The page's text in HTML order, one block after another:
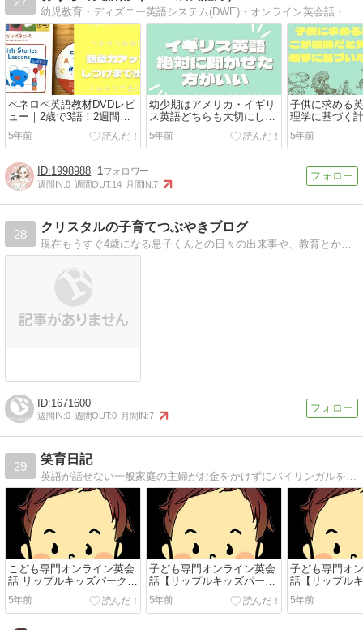
ペネロペ英語教材DVDレビ
ュー｜2歳で3語！2週間で
効果を出す3つの方法
5年前
幼少期はアメリカ・イギリ
ス英語どちらも大切にした
い訳（トマティス理論）
5年前
子供に求める
理学に基づく
うち英語を成
5年前
1998988 1
週間IN:0 週間OUT:14 月間IN:7
28
クリスタルの子育てつぶやきブログ
現在もうすぐ4歳になる息子くんとの日々の出来事や、教育とか、色々なことを書こうと思ってます^ ^育児のこととか思ったこと書きまくる予定です(^^)
1671600
週間IN:0 週間OUT:0 月間IN:7
29
笑育日記
こども専門オンライン英会
話 リップルキッズパークを
体験したらすごく良かった
話
5年前
子ども専門オンライン英会
話【リップルキッズパー
ク】無料体験のレッスンの
受講方法
5年前
子ども専門オ
話【リップル
ク】無料体験
5年前